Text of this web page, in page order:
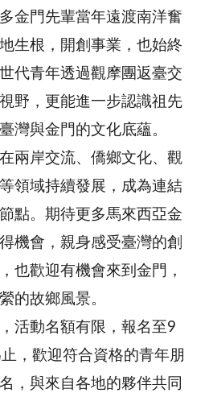
金門先輩當年遠渡南洋奮
生根，開創事業，也始終
代青年透過觀摩團返臺交
野，更能進一步認識祖先
灣與金門的文化底蘊。
岸交流、僑鄉文化、觀
領域持續發展，成為連結
點。期待更多馬來西亞金
機會，親身感受臺灣的創
也歡迎有機會來到金門，
的故鄉風景。
動名額有限，報名至9
，歡迎符合資格的青年朋
，與來自各地的夥伴共同